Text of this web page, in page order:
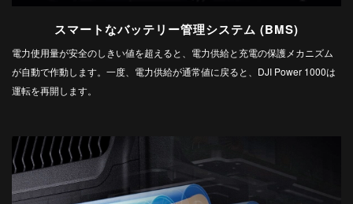
スマートなバッテリー管理システム (BMS)
電力使用量が安全のしきい値を超えると、電力供給と充電の保護メカニズム
が自動で作動します。一度、電力供給が通常値に戻ると、DJI Power 1000は
運転を再開します。